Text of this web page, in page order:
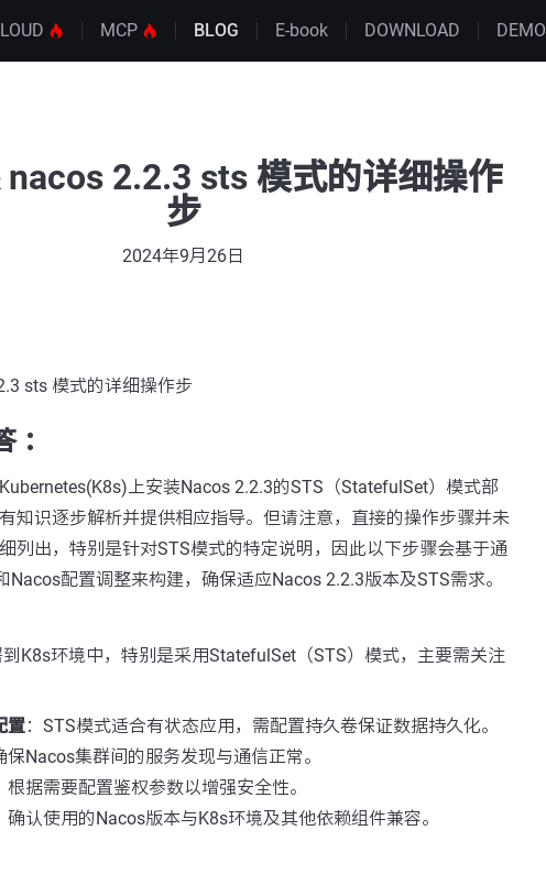
MCP BLOG E-book DOWNLOAD DEMO
2.2.3 sts 模式的详细操作
步
2024年9月26日
sts 模式的详细操作步
：
上安装Nacos 2.2.3的STS（StatefulSet）模式部
知识逐步解析并提供相应指导。但请注意，直接的操作步骤并未
列出，特别是针对STS模式的特定说明，因此以下步骤会基于通
Nacos配置调整来构建，确保适应Nacos 2.2.3版本及STS需求。
K8s环境中，特别是采用StatefulSet（STS）模式，主要需关注
置：STS模式适合有状态应用，需配置持久卷保证数据持久化。
保Nacos集群间的服务发现与通信正常。
根据需要配置鉴权参数以增强安全性。
确认使用的Nacos版本与K8s环境及其他依赖组件兼容。